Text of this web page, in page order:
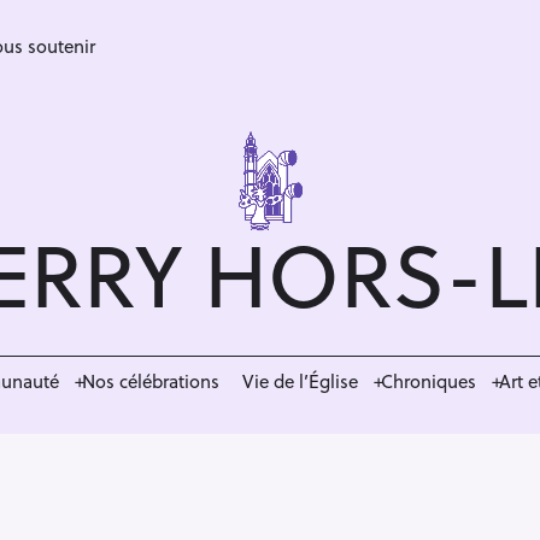
soutenir
HORS-
Nos célébrations Vie de l’Église Chroniques Art